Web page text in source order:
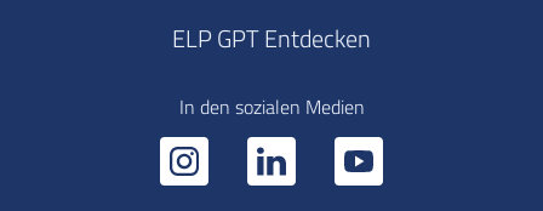
ELP GPT Entdecken
In den sozialen Medien